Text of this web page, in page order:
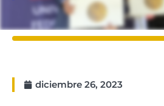
diciembre 26, 2023